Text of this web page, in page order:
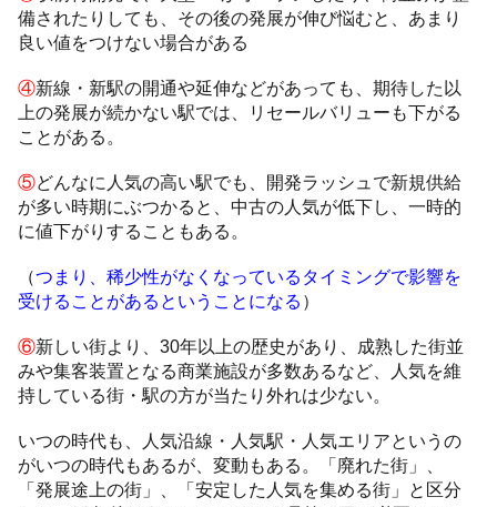
備されたりしても、その後の発展が伸び悩むと、あまり
良い値をつけない場合がある
④新線・新駅の開通や延伸などがあっても、期待した以
上の発展が続かない駅では、リセールバリューも下がる
ことがある。
⑤どんなに人気の高い駅でも、開発ラッシュで新規供給
が多い時期にぶつかると、中古の人気が低下し、一時的
に値下がりすることもある。
（つまり、稀少性がなくなっているタイミングで影響を
受けることがあるということになる ）
⑥新しい街より、30年以上の歴史があり、成熟した街並
みや集客装置となる商業施設が多数あるなど、人気を維
持している街・駅の方が当たり外れは少ない。
いつの時代も、人気沿線・人気駅・人気エリアというの
がいつの時代もあるが、変動もある。「廃れた街」、
「発展途上の街」、「安定した人気を集める街」と区分